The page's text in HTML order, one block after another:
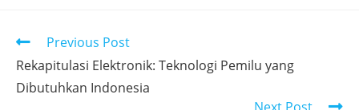
Previous Post
Rekapitulasi Elektronik: Teknologi Pemilu yang
Dibutuhkan Indonesia